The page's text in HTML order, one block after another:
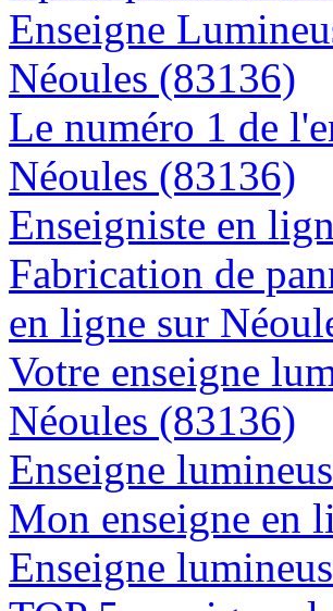
Enseigne
Néoules (83136)
Le numéro 1 de
Néoules (83136)
Enseigniste en
Fabrication de
en ligne sur
Votre enseigne
Néoules (83136)
Enseigne
Mon enseigne en
Enseigne